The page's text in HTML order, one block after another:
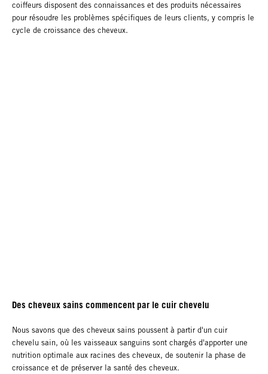
coiffeurs disposent des connaissances et des produits nécessaires
pour résoudre les problèmes spécifiques de leurs clients, y compris le
cycle de croissance des cheveux.
Des cheveux sains commencent par le cuir chevelu
Nous savons que des cheveux sains poussent à partir d'un cuir
chevelu sain, où les vaisseaux sanguins sont chargés d'apporter une
nutrition optimale aux racines des cheveux, de soutenir la phase de
croissance et de préserver la santé des cheveux.